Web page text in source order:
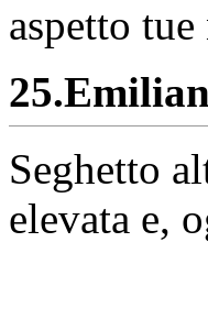
aspetto
25.
Seghetto
elevata e,